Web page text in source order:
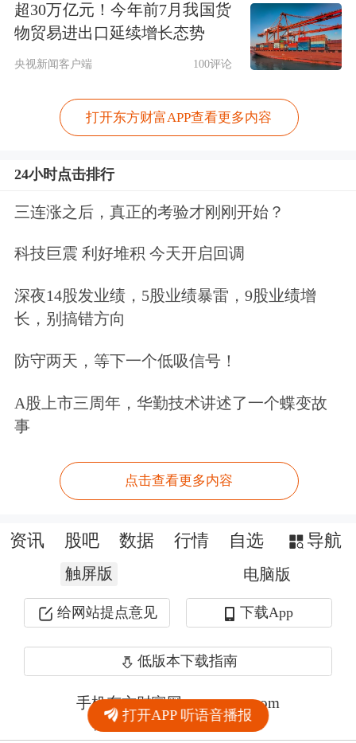
超30万亿元！今年前7月我国货
物贸易进出口延续增长态势
央视新闻客户端 100评论
打开东方财富APP查看更多内容
24小时点击排行
三连涨之后，真正的考验才刚刚开始？
科技巨震 利好堆积 今天开启回调
深夜14股发业绩，5股业绩暴雷，9股业绩增
长，别搞错方向
防守两天，等下一个低吸信号！
A股上市三周年，华勤技术讲述了一个蝶变故
事
点击查看更多内容
打开APP 听语音播报
资讯 股吧 数据 行情 自选 导航
触屏版 电脑版
给网站提点意见 下载App
低版本下载指南
手机东方财富网 eastmoney.com
网站备案号:沪ICP备05006054号-11